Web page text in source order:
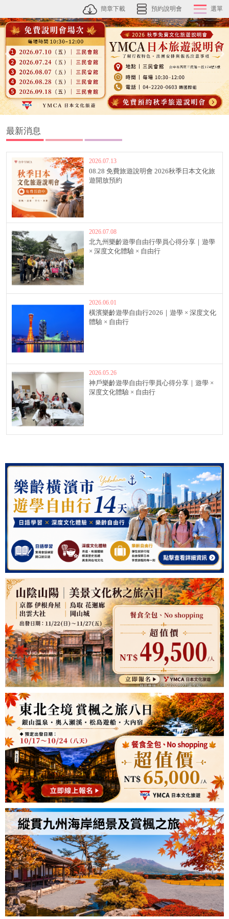
簡章下載 預約說明會 選單
最新消息
2026.07.13
08.28 免費旅遊說明會 2026秋季日本文化旅
遊開放預約
2026.07.08
北九州樂齡遊學自由行學員心得分享｜遊學
× 深度文化體驗 × 自由行
2026.06.01
橫濱樂齡遊學自由行2026｜遊學 × 深度文化
體驗 × 自由行
2026.05.26
神戶樂齡遊學自由行學員心得分享｜遊學 ×
深度文化體驗 × 自由行